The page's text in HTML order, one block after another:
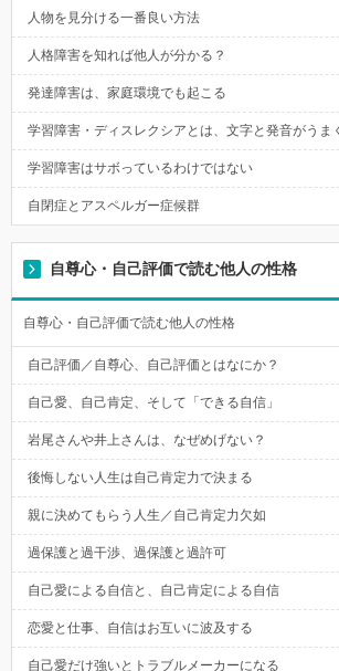
人物を見分ける一番良い方法
人格障害を知れば他人が分かる？
発達障害は、家庭環境でも起こる
学習障害・ディスレクシアとは、文字と発音がうま
学習障害はサボっているわけではない
自閉症とアスペルガー症候群
自尊心・自己評価で読む他人の性格
自尊心・自己評価で読む他人の性格
自己評価／自尊心、自己評価とはなにか？
自己愛、自己肯定、そして「できる自信」
岩尾さんや井上さんは、なぜめげない？
後悔しない人生は自己肯定力で決まる
親に決めてもらう人生／自己肯定力欠如
過保護と過干渉、過保護と過許可
自己愛による自信と、自己肯定による自信
恋愛と仕事、自信はお互いに波及する
自己愛だけ強いとトラブルメーカーになる